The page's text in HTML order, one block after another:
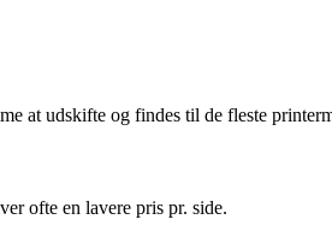
at udskifte og findes til de fleste
ofte en lavere pris pr. side.